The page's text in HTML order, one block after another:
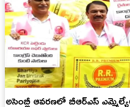
అసెంబ్లీ ఆవరణలో బీఆర్ఎస్